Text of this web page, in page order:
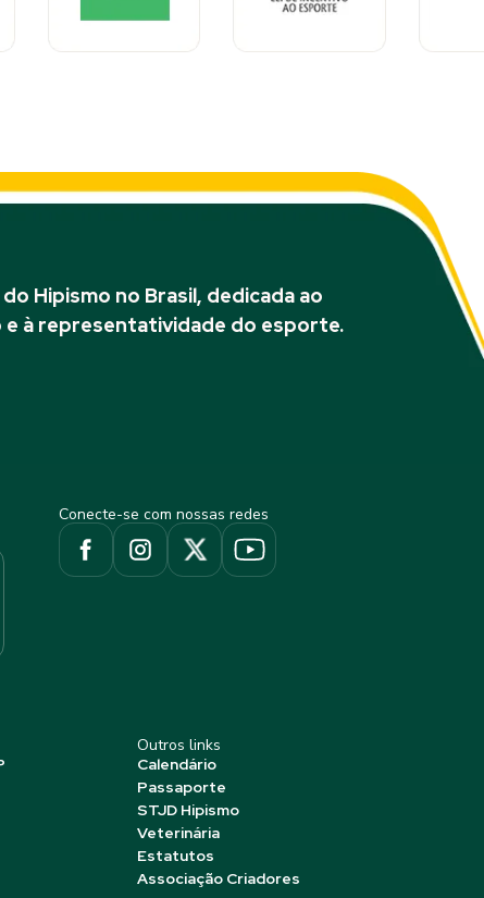
Hipismo no Brasil, dedicada ao
e à representatividade do esporte.
Conecte-se com nossas redes
Outros links
Calendário
Passaporte
STJD Hipismo
Veterinária
Estatutos
Associação Criadores